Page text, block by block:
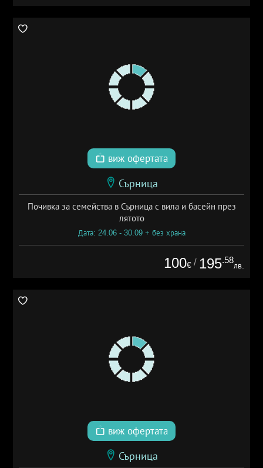
виж офертата
Сърница
Почивка за семейства в Сърница с вила и басейн през
лятото
Дата: 24.06 - 30.09 + без храна
100€ / 195.58
лв.
виж офертата
Сърница